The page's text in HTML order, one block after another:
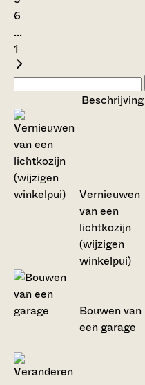
6
...
1
Beschrijving
Vernieuwen
van een
lichtkozijn
(wijzigen
winkelpui)
Bouwen van
een garage